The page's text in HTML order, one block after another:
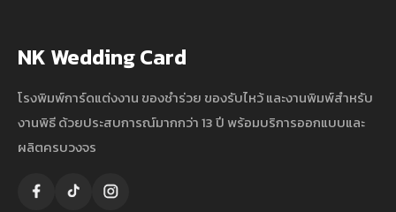
NK Wedding Card
โรงพิมพ์การ์ดแต่งงาน ของชำร่วย ของรับไหว้ และงานพิมพ์สำหรับ
งานพิธี ด้วยประสบการณ์มากกว่า 13 ปี พร้อมบริการออกแบบและ
ผลิตครบวงจร